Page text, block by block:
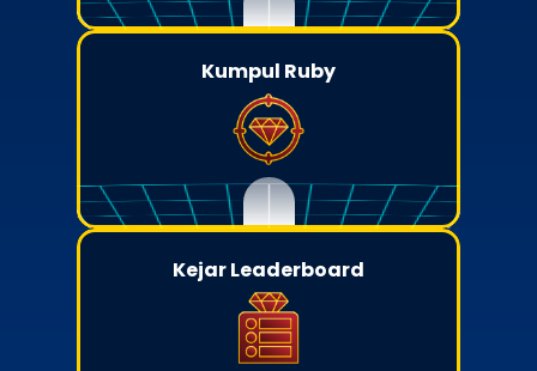
Kumpul Ruby
Kejar Leaderboard